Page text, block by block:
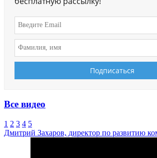
Все видео
1 2 3 4 5
Дмитрий Захаров, директор по развитию